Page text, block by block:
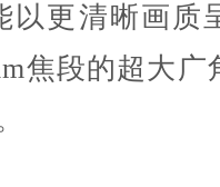
以更清晰画质
焦段的超大广